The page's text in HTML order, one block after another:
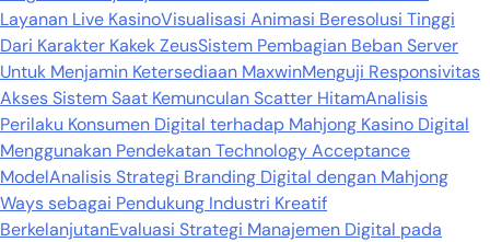
Layanan Live KasinoVisualisasi Animasi Beresolusi Tinggi
Dari Karakter Kakek ZeusSistem Pembagian Beban Server
Untuk Menjamin Ketersediaan MaxwinMenguji Responsivitas
Akses Sistem Saat Kemunculan Scatter HitamAnalisis
Perilaku Konsumen Digital terhadap Mahjong Kasino Digital
Menggunakan Pendekatan Technology Acceptance
ModelAnalisis Strategi Branding Digital dengan Mahjong
Ways sebagai Pendukung Industri Kreatif
BerkelanjutanEvaluasi Strategi Manajemen Digital pada